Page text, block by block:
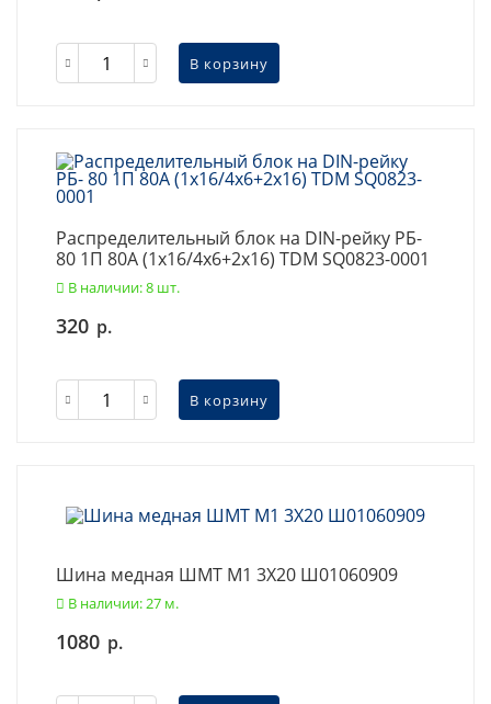
В корзину
Распределительный блок на DIN-рейку РБ-
80 1П 80А (1х16/4х6+2x16) TDM SQ0823-0001
В наличии: 8 шт.
320 р.
В корзину
Шина медная ШМТ М1 3X20 Ш01060909
В наличии: 27 м.
1080 р.